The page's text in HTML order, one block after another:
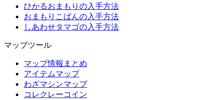
ひかるおまもりの入手方法
おまもりこばんの入手方法
しあわせタマゴの入手方法
マップツール
マップ情報まとめ
アイテムマップ
わざマシンマップ
コレクレーコイン